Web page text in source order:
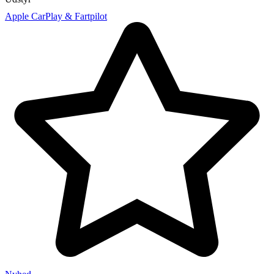
Apple CarPlay & Fartpilot